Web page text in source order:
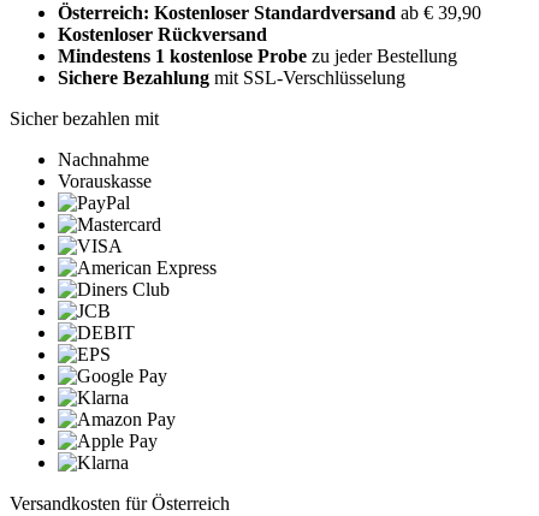
Österreich: Kostenloser Standardversand ab € 39,90
Kostenloser Rückversand
Mindestens 1 kostenlose Probe zu jeder Bestellung
Sichere Bezahlung mit SSL-Verschlüsselung
Sicher bezahlen mit
Nachnahme
Vorauskasse
Versandkosten für Österreich